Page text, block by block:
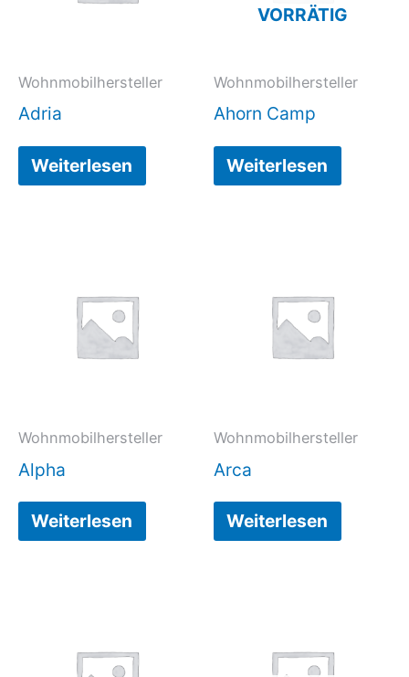
Wohnmobilhersteller
Adria
Weiterlesen
VORRÄTIG
Wohnmobilhersteller
Ahorn Camp
Weiterlesen
Wohnmobilhersteller
Alpha
Weiterlesen
Wohnmobilhersteller
Arca
Weiterlesen